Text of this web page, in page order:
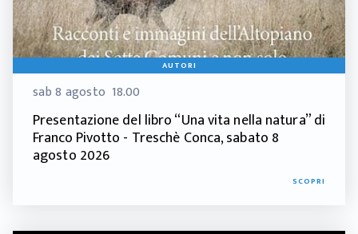
AUTORI
sab 8 agosto 18.00
Presentazione del libro “Una vita nella natura” di
Franco Pivotto - Treschè Conca, sabato 8
agosto 2026
SCOPRI